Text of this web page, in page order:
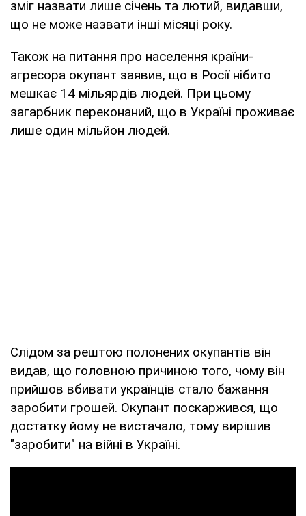
зміг назвати лише січень та лютий, видавши,
що не може назвати інші місяці року.
Також на питання про населення країни-
агресора окупант заявив, що в Росії нібито
мешкає 14 мільярдів людей. При цьому
загарбник переконаний, що в Україні проживає
лише один мільйон людей.
Слідом за рештою полонених окупантів він
видав, що головною причиною того, чому він
прийшов вбивати українців стало бажання
заробити грошей. Окупант поскаржився, що
достатку йому не вистачало, тому вирішив
"заробити" на війні в Україні.